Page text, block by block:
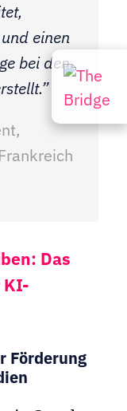
einen
bei den
Das
KI-
Förderung